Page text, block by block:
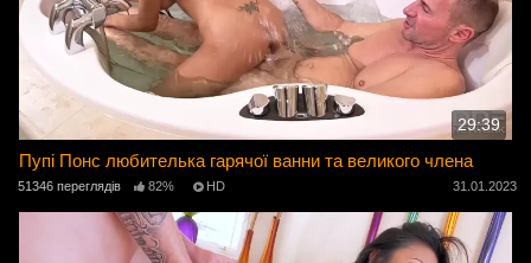
29:39
Пупі Понс любителька гарячої ванни та великого члена
51346 переглядів 82% HD 31.01.2023